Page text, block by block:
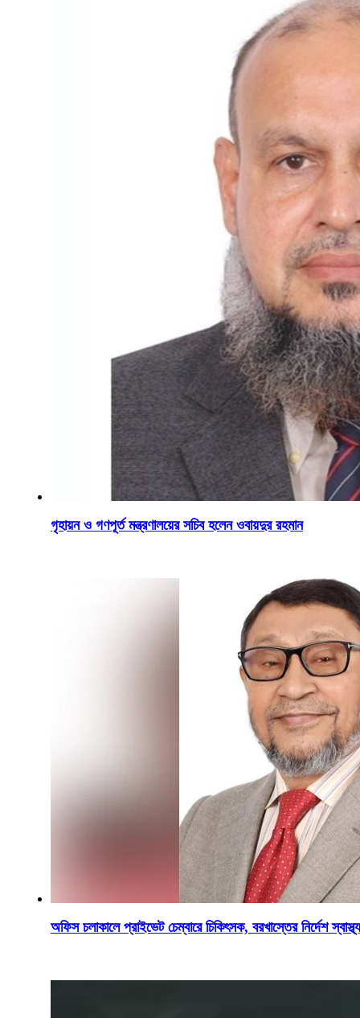
গৃহায়ন ও গণপূর্ত মন্ত্রণালয়ের সচিব হলেন ওবায়দুর রহমান
অফিস চলাকালে প্রাইভেট চেম্বারে চিকিৎসক, বরখাস্তের নির্দেশ